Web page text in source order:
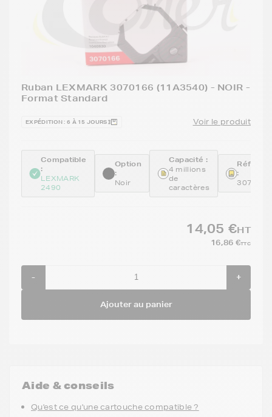
Ruban LEXMARK 3070166 (11A3540) - NOIR -
Format Standard
EXPÉDITION : 6 À 15 JOURS Voir le produit
Compatible
:
LEXMARK
2490
Option
:
Noir
Capacité :
4 millions
de
caractères
:
3070166
14,05 €HT
16,86 €TTC
- +
Ajouter au panier
Aide & conseils
Qu'est ce qu'une cartouche compatible ?